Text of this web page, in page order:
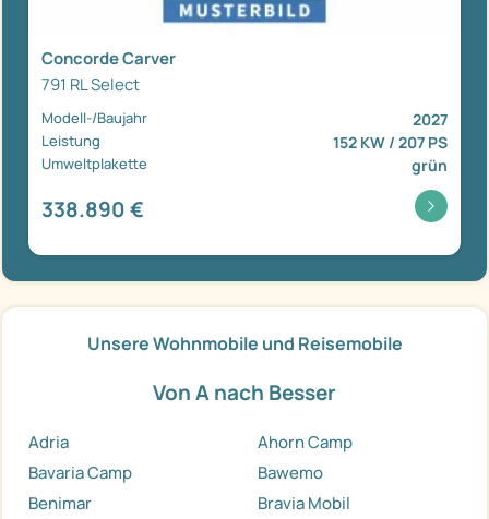
Concorde Carver
791 RL Select
Modell-/Baujahr 2027
Leistung 152 KW / 207 PS
Umweltplakette grün
338.890 €
Unsere Wohnmobile und Reisemobile
Von A nach Besser
Adria
Ahorn Camp
Bavaria Camp
Bawemo
Benimar
Bravia Mobil